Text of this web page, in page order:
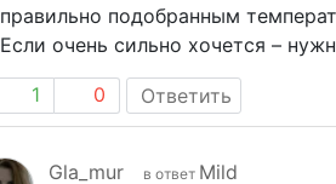
правильно подобранным
Если очень сильно хочется –
1 0 Ответить
Gla_mur в ответ Mild